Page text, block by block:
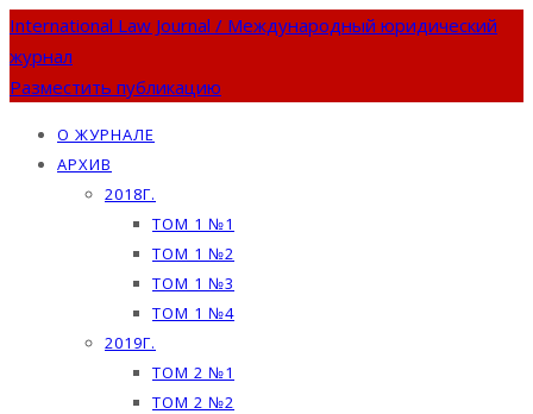
International Law Journal / Международный юридический
журнал
Разместить публикацию
О ЖУРНАЛЕ
АРХИВ
2018Г.
ТОМ 1 №1
ТОМ 1 №2
ТОМ 1 №3
ТОМ 1 №4
2019Г.
ТОМ 2 №1
ТОМ 2 №2